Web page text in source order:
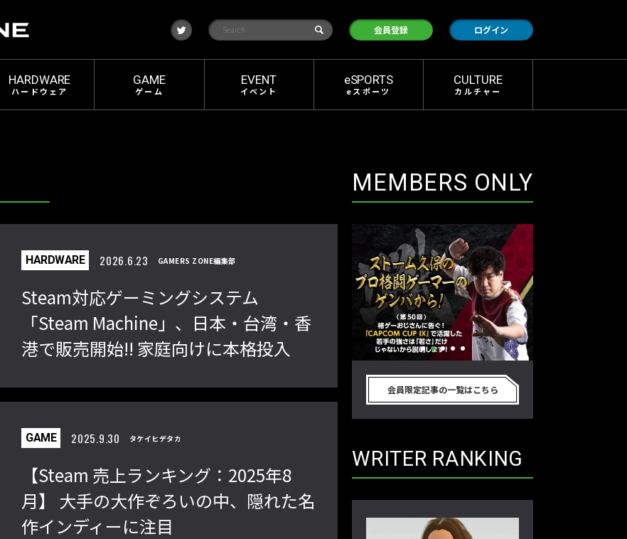
t
w
i
t
検
会員登録 ログイン
HARDWARE
ハードウェア
GAME
ゲーム
EVENT
イベント
eSPORTS
eスポーツ
CULTURE
カルチャー
HARDWARE 2026.6.23 GAMERS ZONE編集部
Steam対応ゲーミングシステム
「Steam Machine」、日本・台湾・香
港で販売開始!! 家庭向けに本格投入
GAME 2025.9.30 タケイヒデタカ
【Steam 売上ランキング：2025年8
月】 大手の大作ぞろいの中、隠れた名
作インディーに注目
MEMBERS ONLY
性！ 大会での向き合い方を真剣に考
えてみた【ストーム久保のプロ格闘ゲ
ーマーのゲンバから！ 第51回】
CUP IX」で活躍した若手の強さは
「若さ」だけじゃないから説明しま
グランドファイナル」覚悟を決めたカ
ワノ選手の攻略を解説！【ストーム久
会員限定記事の一覧はこちら
WRITER RANKING